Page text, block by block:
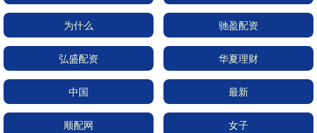
为什么 驰盈配资
弘盛配资 华夏理财
中国 最新
顺配网 女子